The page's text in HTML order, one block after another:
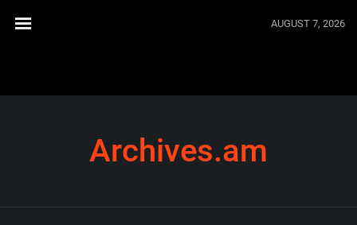
AUGUST 7, 2026
Archives.am